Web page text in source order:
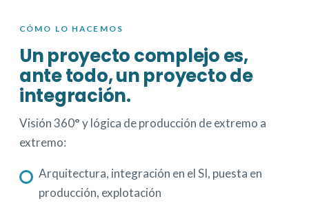
CÓMO LO HACEMOS
Un proyecto complejo es,
ante todo, un proyecto de
integración.
Visión 360° y lógica de producción de extremo a
extremo:
Arquitectura, integración en el SI, puesta en
producción, explotación